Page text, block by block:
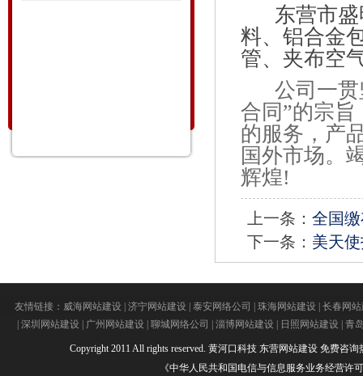
东营市盛
料、铝合金
管、夹布空
公司一贯
合同”的宗
的服务，产
国外市场。
辉煌!
上一条： 全国
下一条： 美天
友情链接： 威海网站建设| 济宁网站建设| 泰安网络公司 珠海网站建设| 长春网
深圳网站建设| 广州网站建设| 聊城网络公司 淄博网站建设| 日照网站建设| 青
Copyright 2011 All rights reserved. 黄河口科技 东营网站建设 免费咨询
《中华人民共和国电信与信息服务业务经营许